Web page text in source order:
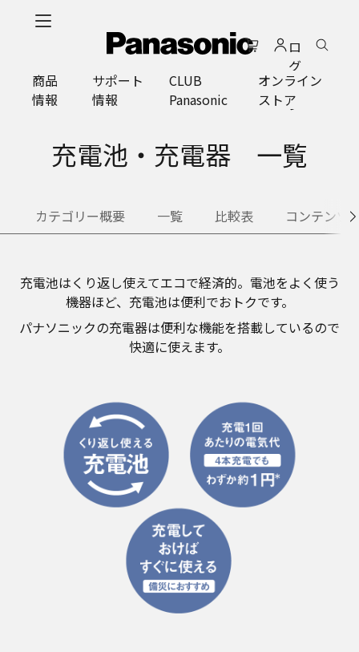
プ
ロ
グ
イ
ン
商品
情報
サポート
情報
CLUB
Panasonic
オンライン
ストア
充電池・充電器 一覧
カテゴリー概要 一覧 比較表 コンテンツ
充電池はくり返し使えてエコで経済的。電池をよく使う
機器ほど、充電池は便利でおトクです。
パナソニックの充電器は便利な機能を搭載しているので
快適に使えます。